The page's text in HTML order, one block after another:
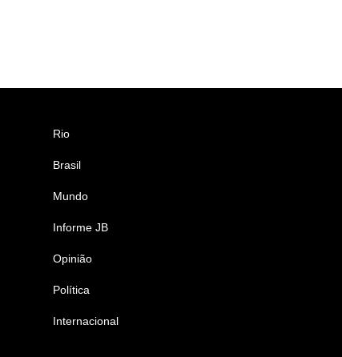
Rio
Brasil
Mundo
Informe JB
Opinião
Política
Internacional